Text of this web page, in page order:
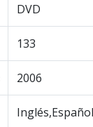
DVD
133
2006
Inglés,Español